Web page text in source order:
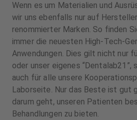
Wenn es um Materialien und
wir uns ebenfalls nur auf
renommierter Marken. So finden
immer die neuesten High-Tech-
Anwendungen. Dies gilt nicht nur
oder unser eigenes “Dentalab21”,
auch für alle unsere
Laborseite. Nur das Beste ist gut
darum geht, unseren Patienten
Behandlungen zu bieten.